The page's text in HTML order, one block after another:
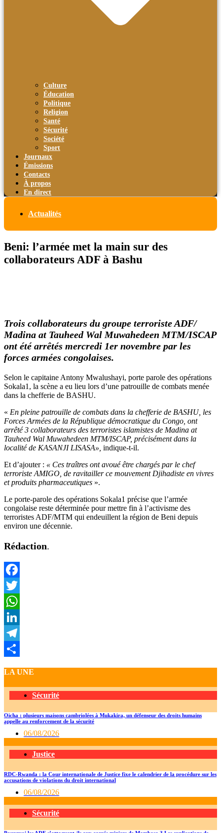
Culture
Éducation
Politique
Religion
Santé
Sécurité
Société
Sport
Journaux
Émissions
Contacts
À propos
En direct
Actualités
Beni: l’armée met la main sur des
collaborateurs ADF à Bashu
Trois collaborateurs du groupe terroriste ADF/
Madina at Tauheed Wal Muwahedeen MTM/ISCAP
ont été arrêtés mercredi 1er novembre par les
forces armées congolaises.
Selon le capitaine Antony Mwalushayi, porte parole des opérations
Sokala1, la scène a eu lieu lors d’une patrouille de combats menée
dans la chefferie de BASHU.
« En pleine patrouille de combats dans la chefferie de BASHU, les
Forces Armées de la République démocratique du Congo, ont
arrêté 3 collaborateurs des terroristes islamistes de Madina at
Tauheed Wal Muwahedeen MTM/ISCAP, précisément dans la
localité de KASANJI LISASA», indique-t-il.
Et d’ajouter : « Ces traîtres ont avoué être chargés par le chef
terroriste AMIGO, de ravitailler ce mouvement Djihadiste en vivres
et produits pharmaceutiques ».
Le porte-parole des opérations Sokala1 précise que l’armée
congolaise reste déterminée pour mettre fin à l’activisme des
terroristes ADF/MTM qui endeuillent la région de Beni depuis
environ une décennie.
Rédaction.
Facebook
Twitter
WhatsApp
LinkedIn
Telegram
LA UNE
Sécurité
Oicha : plusieurs maisons cambriolées à Mukakira, un défenseur des droits humains
appelle au renforcement de la sécurité
06/08/2026
Justice
RDC-Rwanda : la Cour internationale de Justice fixe le calendrier de la procédure sur les
accusations de violations du droit international
06/08/2026
Sécurité